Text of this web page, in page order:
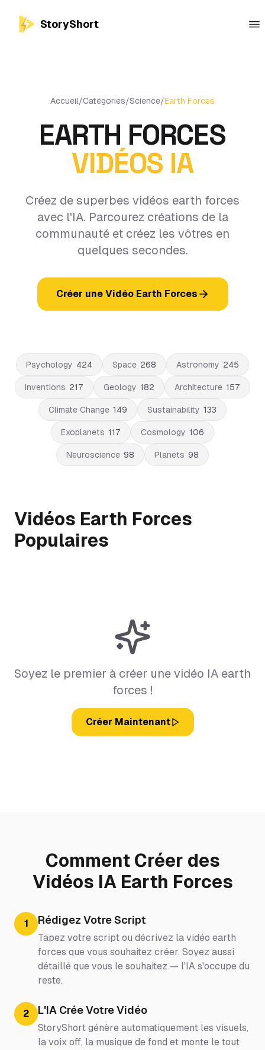
StoryShort
Accueil/Catégories/Science/Earth Forces
EARTH FORCES
VIDÉOS IA
Créez de superbes vidéos earth forces
avec l'IA. Parcourez créations de la
communauté et créez les vôtres en
quelques secondes.
Créer une Vidéo Earth Forces
Psychology 424 Space 268 Astronomy 245
Inventions 217 Geology 182 Architecture 157
Climate Change 149 Sustainability 133
Exoplanets 117 Cosmology 106
Neuroscience 98 Planets 98
Vidéos Earth Forces
Populaires
Soyez le premier à créer une vidéo IA earth
forces !
Créer Maintenant
Comment Créer des
Vidéos IA Earth Forces
1 Rédigez Votre Script
Tapez votre script ou décrivez la vidéo earth
forces que vous souhaitez créer. Soyez aussi
détaillé que vous le souhaitez — l'IA s'occupe du
reste.
2 L'IA Crée Votre Vidéo
StoryShort génère automatiquement les visuels,
la voix off, la musique de fond et monte le tout